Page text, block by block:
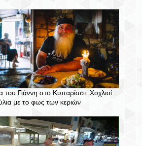
του Γιάννη στο Κυπαρίσσι: Χοχλιοί
με το φως των κεριών